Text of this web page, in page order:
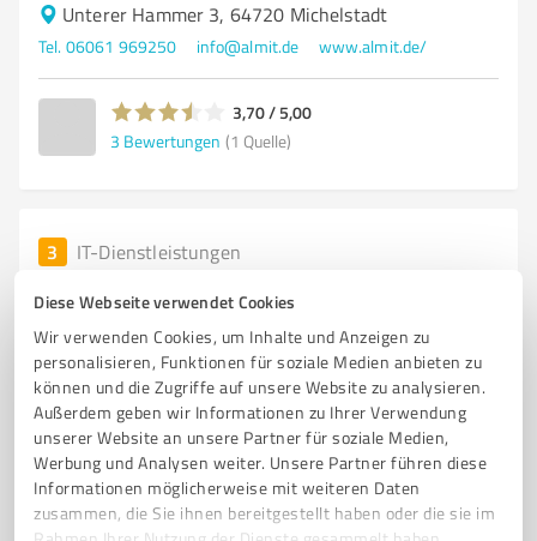
Diese Webseite verwendet Cookies
Wir verwenden Cookies, um Inhalte und Anzeigen zu
personalisieren, Funktionen für soziale Medien anbieten zu
können und die Zugriffe auf unsere Website zu analysieren.
Außerdem geben wir Informationen zu Ihrer Verwendung
unserer Website an unsere Partner für soziale Medien,
Werbung und Analysen weiter. Unsere Partner führen diese
Informationen möglicherweise mit weiteren Daten
zusammen, die Sie ihnen bereitgestellt haben oder die sie im
Unterer Hammer 3, 64720 Michelstadt
Tel. 06061 969250 info@almit.de www.almit.de/
3,70 / 5,00
3 Bewertungen (1 Quelle)
3 IT-Dienstleistungen
headache for a fixed monthly
Backhausstraße 2, 64395 Brensbach
info@visuax.com keepitdeveloped.com
0,00 / 5,00
Nicht bewertet0